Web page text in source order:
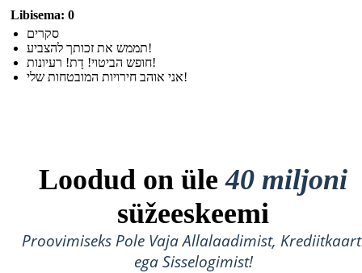
Libisema: 0
סקרים
תממש את זכותך להצביע!
חופש הביטוי! דָת! רעיונות!
אני אוהב חירויות המובטחות שלי!
Loodud on üle40 miljoni
süžeeskeemi
Proovimiseks Pole Vaja Allalaadimist,
ega Sisselogimist!